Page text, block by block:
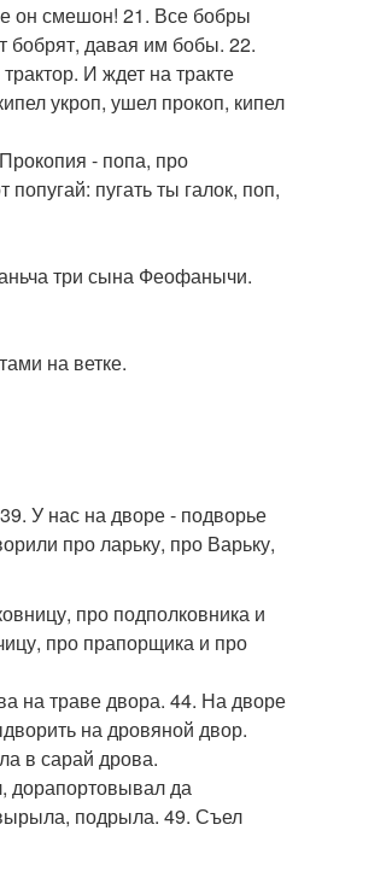
он смешон! 21. Все бобры
бобрят, давая им бобы. 22.
И ждет на тракте
укроп, ушел прокоп, кипел
- попа, про
пугать ты галок, поп,
три сына Феофанычи.
на ветке.
У нас на дворе - подворье
про ларьку, про Варьку,
про подполковника и
про прапорщика и про
на траве двора. 44. На дворе
на дровяной двор.
в сарай дрова.
дорапортовывал да
подрыла. 49. Съел